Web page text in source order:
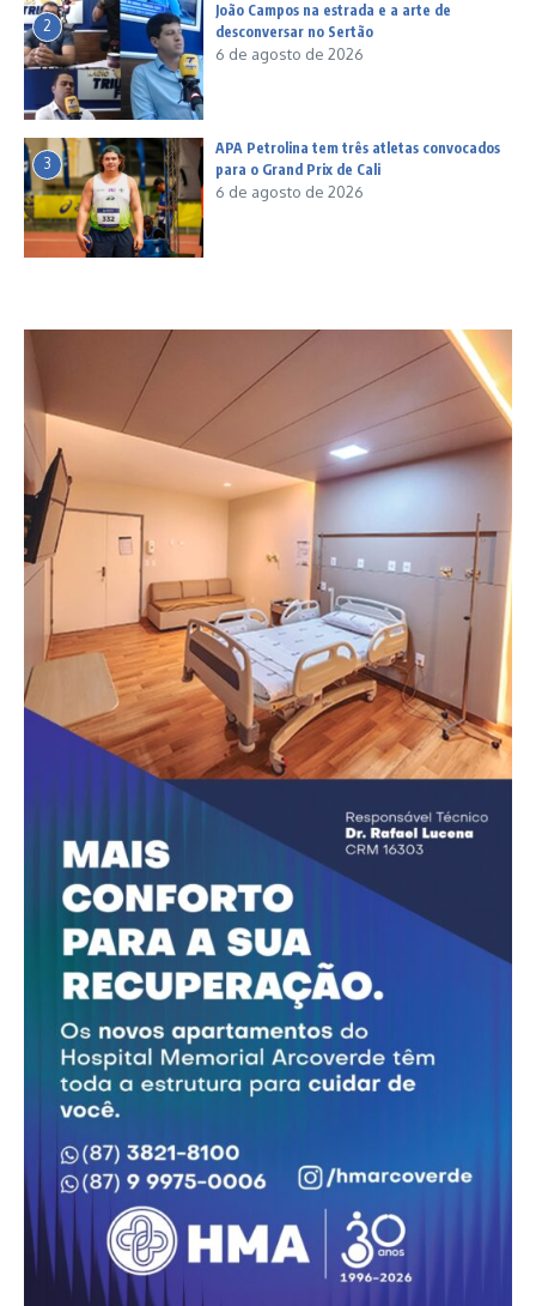
2
João Campos na estrada e a arte de
desconversar no Sertão
6 de agosto de 2026
3
APA Petrolina tem três atletas convocados
para o Grand Prix de Cali
6 de agosto de 2026